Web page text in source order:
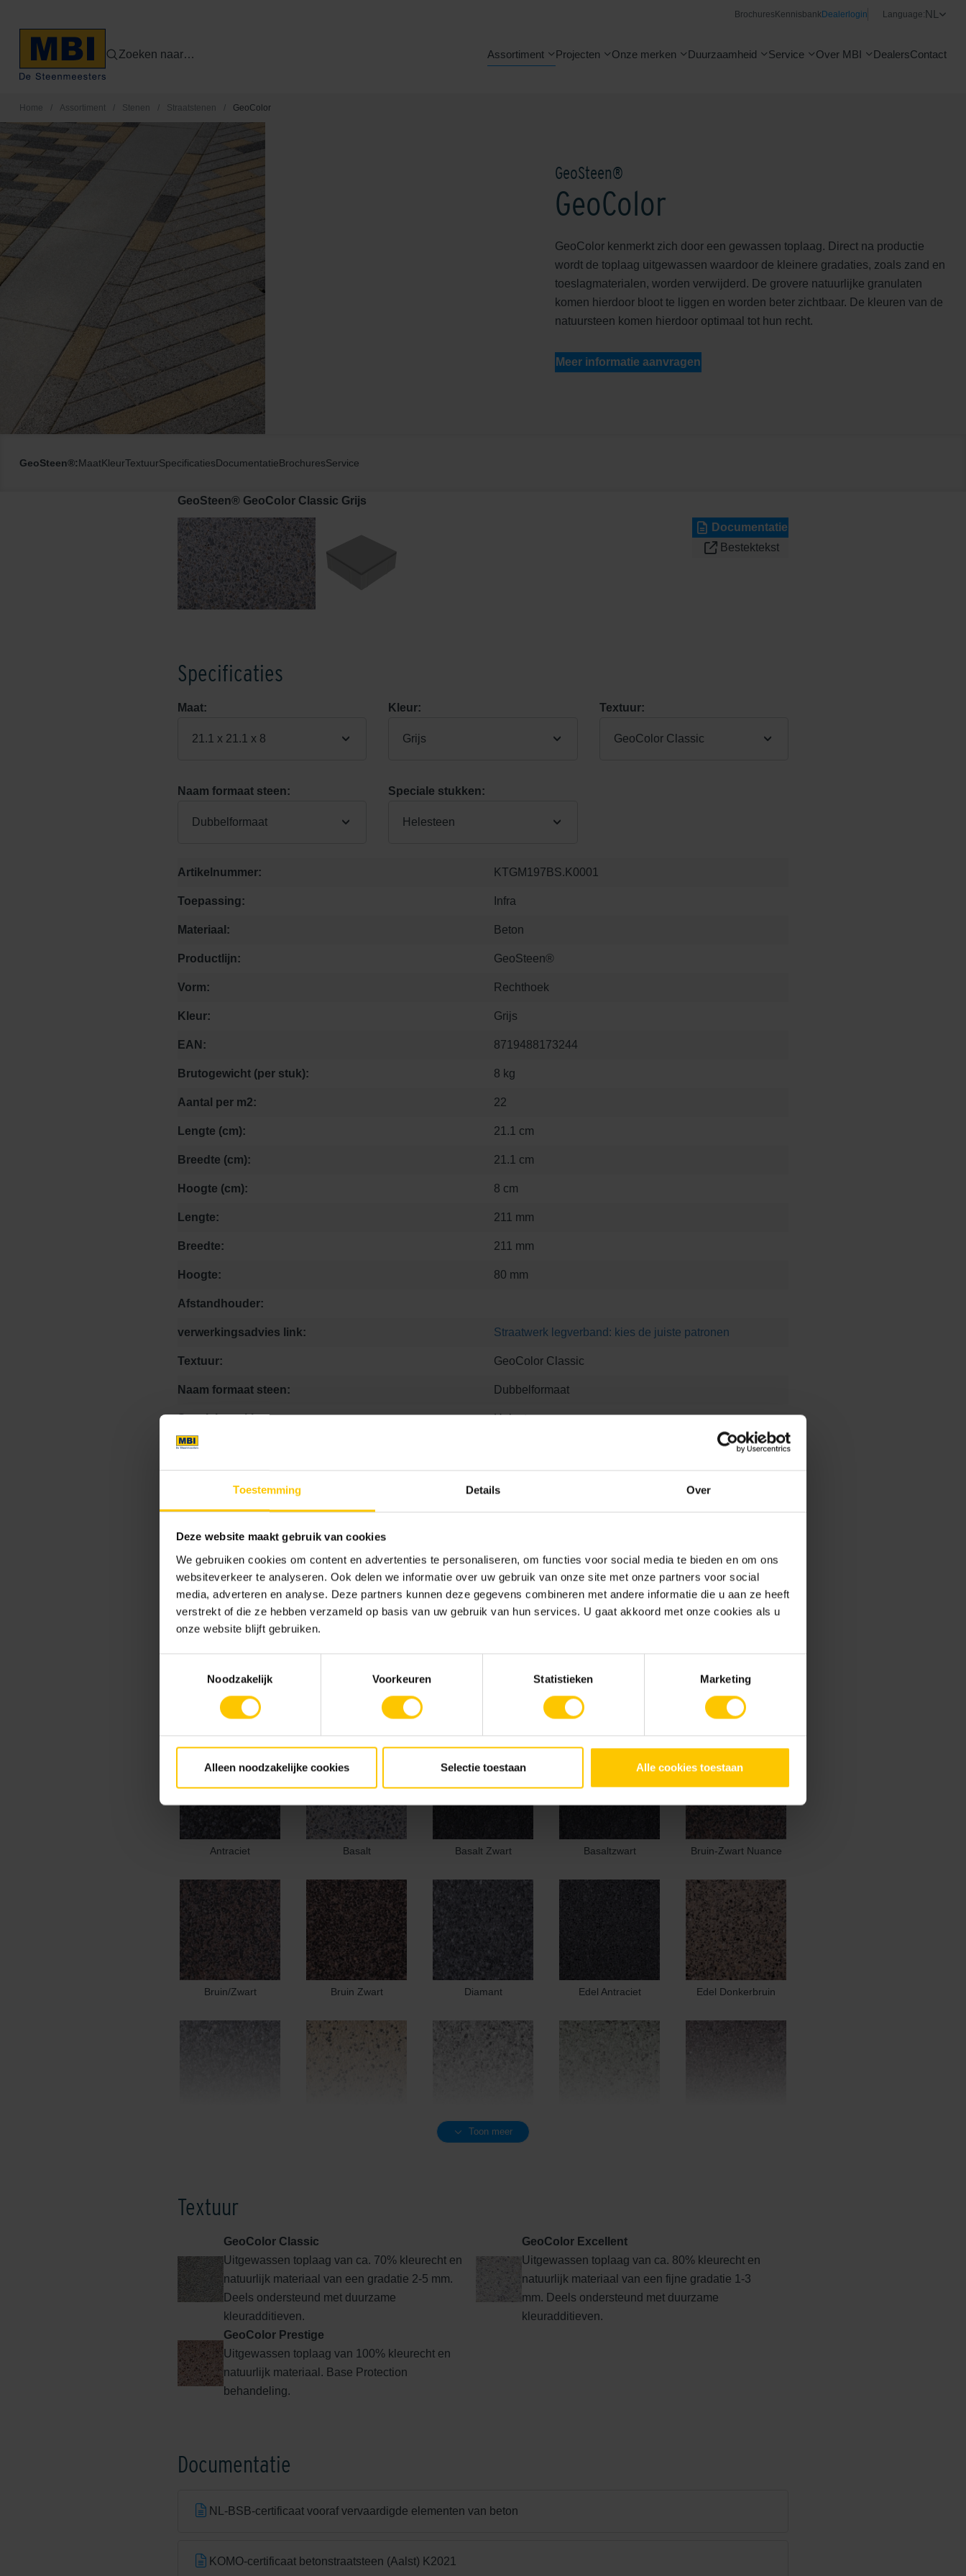
Toestemming Details Over
Deze website maakt gebruik van cookies
We gebruiken cookies om content en advertenties te personaliseren, om functies voor social media te bieden en om ons
websiteverkeer te analyseren. Ook delen we informatie over uw gebruik van onze site met onze partners voor social
media, adverteren en analyse. Deze partners kunnen deze gegevens combineren met andere informatie die u aan ze heeft
verstrekt of die ze hebben verzameld op basis van uw gebruik van hun services. U gaat akkoord met onze cookies als u
onze website blijft gebruiken.
Noodzakelijk
Voorkeuren Statistieken Marketing
Alleen noodzakelijke cookies Selectie toestaan Alle cookies toestaan
Brochures KennisbankDealerlogin Language:NL
Zoeken naar… Assortiment Projecten Onze merken Duurzaamheid Service Over MBI DealersContact
Home / Assortiment / Stenen / Straatstenen / GeoColor
GeoSteen®
GeoColor
GeoColor kenmerkt zich door een gewassen toplaag. Direct na productie
wordt de toplaag uitgewassen waardoor de kleinere gradaties, zoals zand en
toeslagmaterialen, worden verwijderd. De grovere natuurlijke granulaten
komen hierdoor bloot te liggen en worden beter zichtbaar. De kleuren van de
natuursteen komen hierdoor optimaal tot hun recht.
Meer informatie aanvragen
GeoSteen®:MaatKleurTextuurSpecificatiesDocumentatieBrochuresService
GeoSteen® GeoColor Classic Grijs
Documentatie
Bestektekst
Specificaties
Maat:
21.1 x 21.1 x 8
Kleur:
Grijs
Textuur:
GeoColor Classic
Naam formaat steen:
Dubbelformaat
Speciale stukken:
Helesteen
Artikelnummer: KTGM197BS.K0001
Toepassing: Infra
Materiaal: Beton
Productlijn: GeoSteen®
Vorm: Rechthoek
Kleur: Grijs
EAN: 8719488173244
Brutogewicht (per stuk): 8 kg
Aantal per m2: 22
Lengte (cm): 21.1 cm
Breedte (cm): 21.1 cm
Hoogte (cm): 8 cm
Lengte: 211 mm
Breedte: 211 mm
Hoogte: 80 mm
Afstandhouder:
verwerkingsadvies link: Straatwerk legverband: kies de juiste patronen
Textuur: GeoColor Classic
Naam formaat steen: Dubbelformaat
Speciale stukken: Helesteen
Bestek tekst PreSelect URL: https://bestekservice.mbi.nl/?system_sys-bestek=geocolor
Maat
0 x 0 x 8 10.5 x 10.5 x 8 21.1 x 6.8 x 8 21.1 x 10.5 x 8 21.1 x 21.1 x 8
Kleur
Standaard kleuren
Antraciet Basalt Basalt Zwart Basaltzwart Bruin-Zwart Nuance
Bruin/Zwart Bruin Zwart Diamant Edel Antraciet Edel Donkerbruin
Edel Grijs
Edel Rood Edel Rood-Bruin Edelantraciet Edelbasaltzwart Edelblauw
Edelhelderwit Edelrood Edelroodbruin
Toon meer
Textuur
GeoColor Classic
Uitgewassen toplaag van ca. 70% kleurecht en
natuurlijk materiaal van een gradatie 2-5 mm.
Deels ondersteund met duurzame
kleuradditieven.
GeoColor Excellent
Uitgewassen toplaag van ca. 80% kleurecht en
natuurlijk materiaal van een fijne gradatie 1-3
mm. Deels ondersteund met duurzame
kleuradditieven.
GeoColor Prestige
Uitgewassen toplaag van 100% kleurecht en
natuurlijk materiaal. Base Protection
behandeling.
Documentatie
NL-BSB-certificaat vooraf vervaardigde elementen van beton
KOMO-certificaat betonstraatsteen (Aalst) K2021